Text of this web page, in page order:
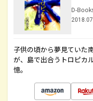
D-
子供の頃から夢見ていた
が、島で出合うトロピカ
憶。